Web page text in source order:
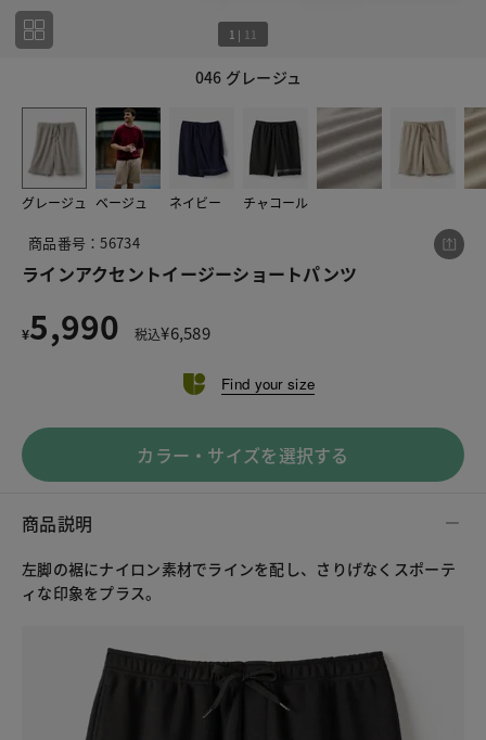
046 グレージュ
1 | 11
グレージュ ベージュ ネイビー チャコール
商品番号：56734
ラインアクセントイージーショートパンツ
¥5,990 税込¥6,589
Find your size
カラー・サイズを選択する
商品説明
左脚の裾にナイロン素材でラインを配し、さりげなくスポーテ
ィな印象をプラス。
この商品をシェアする
ラインアクセントイージーショートパンツ
X メール